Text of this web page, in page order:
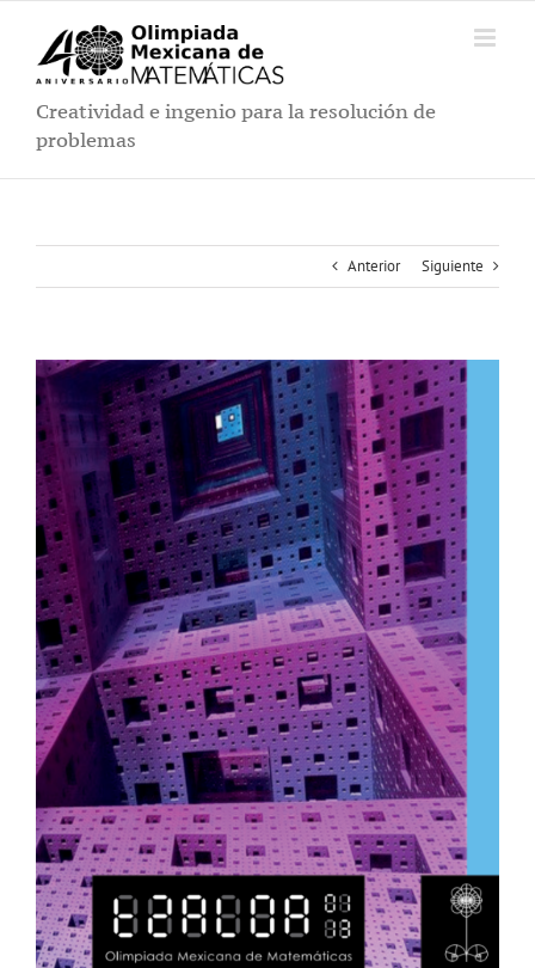
contenido
Creatividad e ingenio para la resolución de
problemas
Anterior Siguiente